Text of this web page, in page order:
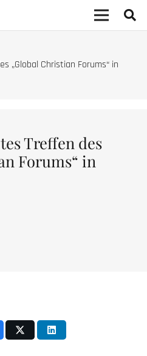
„Global Christian Forums“ in
Treffen des
Forums“ in